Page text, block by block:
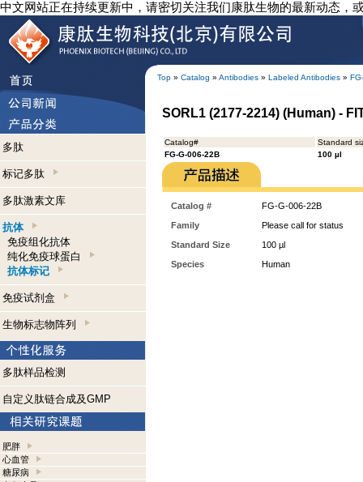
中文网站正在持续更新中，请密切关注我们康肽生物的最新动态，
Top » Catalog » Antibodies » Labeled Antibodies »
多肽
标记多肽
多肽激素文库
抗体
免疫组化抗体
纯化免疫球蛋白
抗体标记
免疫试剂盒
生物标志物阵列
多肽样品检测
自定义肽链合成及GMP
肥胖
心血管
糖尿病
SORL1 (2177-2214) (Human) -
Catalog#
Standard
FG-G-006-22B
100 µl
Catalog #
FG-G-006-22B
Family
Please call for status
Standard Size
100 µl
Species
Human